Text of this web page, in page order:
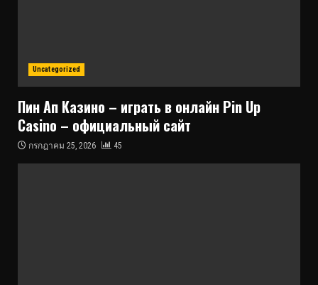
Uncategorized
Пин Ап Казино – играть в онлайн Pin Up
Casino – официальный сайт
กรกฎาคม 25, 2026 45